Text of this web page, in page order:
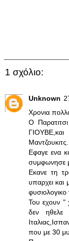
1 σχόλιο:
Unknown
Χρονια
Ο
Μαντζουκιτς.
Εφαγε ενα
συμφωνησε
Εκανε τη
υπαρχει και
Του εχουν "
δεν ηθελε
που με 30